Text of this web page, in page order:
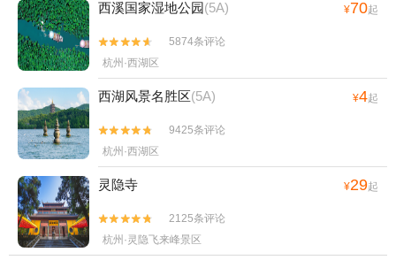
西溪国家湿地公园(5A) ¥70起


5874条评论
杭州·西湖区
西湖风景名胜区(5A) ¥4起


9425条评论
杭州·西湖区
灵隐寺 ¥29起


2125条评论
杭州·灵隐飞来峰景区